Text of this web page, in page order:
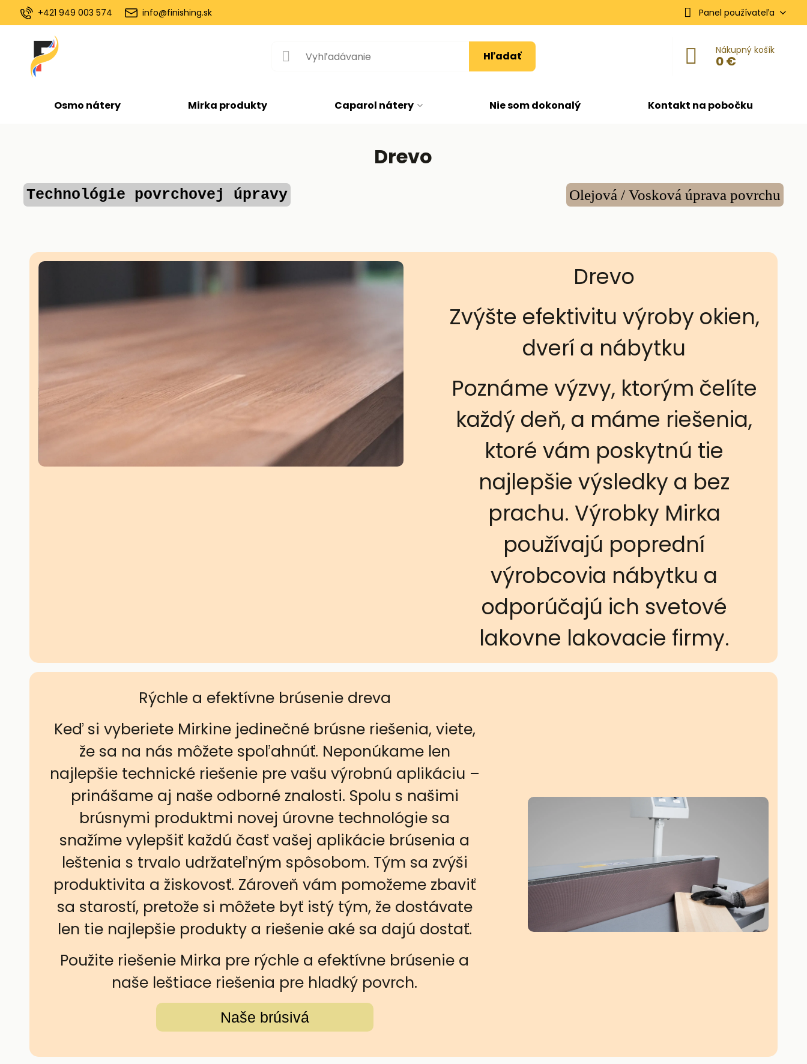
+421 949 003 574 info@finishing.sk Panel používateľa
Hľadať Nákupný košík
0 €
Osmo nátery Mirka produkty Caparol nátery Nie som dokonalý Kontakt na pobočku
Drevo
Technológie povrchovej úpravy Olejová / Vosková úprava povrchu
Drevo
Zvýšte efektivitu výroby okien,
dverí a nábytku
Poznáme výzvy, ktorým čelíte
každý deň, a máme riešenia,
ktoré vám poskytnú tie
najlepšie výsledky a bez
prachu. Výrobky Mirka
používajú poprední
výrobcovia nábytku a
odporúčajú ich svetové
lakovne lakovacie firmy.
Rýchle a efektívne brúsenie dreva
Keď si vyberiete Mirkine jedinečné brúsne riešenia, viete,
že sa na nás môžete spoľahnúť. Neponúkame len
najlepšie technické riešenie pre vašu výrobnú aplikáciu –
prinášame aj naše odborné znalosti. Spolu s našimi
brúsnymi produktmi novej úrovne technológie sa
snažíme vylepšiť každú časť vašej aplikácie brúsenia a
leštenia s trvalo udržateľným spôsobom. Tým sa zvýši
produktivita a žiskovosť. Zároveň vám pomožeme zbaviť
sa starostí, pretože si môžete byť istý tým, že dostávate
len tie najlepšie produkty a riešenie aké sa dajú dostať.
Použite riešenie Mirka pre rýchle a efektívne brúsenie a
naše leštiace riešenia pre hladký povrch.
Naše brúsivá